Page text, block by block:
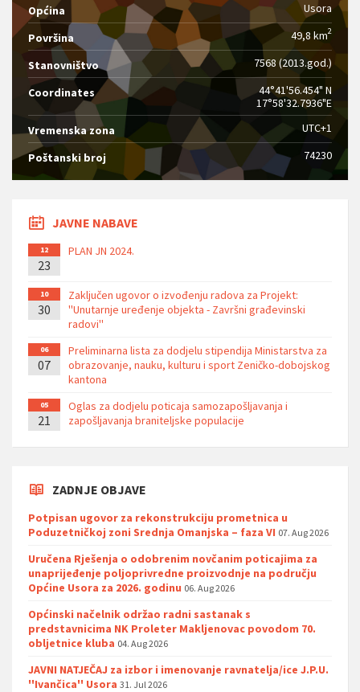
Općina Usora
Površina 49,8 km2
Stanovništvo 7568 (2013.god.)
Coordinates
44°41'56.454" N
17°58'32.7936"E
Vremenska zona
UTC+1
Poštanski broj 74230
JAVNE NABAVE
12
23
PLAN JN 2024.
10
30
Zaključen ugovor o izvođenju radova za Projekt:
''Unutarnje uređenje objekta - Završni građevinski
radovi''
06
07
Preliminarna lista za dodjelu stipendija Ministarstva za
obrazovanje, nauku, kulturu i sport Zeničko-dobojskog
kantona
05
21
Oglas za dodjelu poticaja samozapošljavanja i
zapošljavanja braniteljske populacije
ZADNJE OBJAVE
Potpisan ugovor za rekonstrukciju prometnica u
Poduzetničkoj zoni Srednja Omanjska – faza VI 07. Aug 2026
Uručena Rješenja o odobrenim novčanim poticajima za
unaprijeđenje poljoprivredne proizvodnje na području
Općine Usora za 2026. godinu 06. Aug 2026
Općinski načelnik održao radni sastanak s
predstavnicima NK Proleter Makljenovac povodom 70.
obljetnice kluba 04. Aug 2026
JAVNI NATJEČAJ za izbor i imenovanje ravnatelja/ice J.P.U.
''Ivančica'' Usora 31. Jul 2026